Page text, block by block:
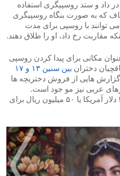
داد و ستد روسپیگری استفاده
که به صورت بنگاه روسپیگری
توانند با روسپی برای مدت
مقاربت رخ داد، او را طلاق دهند.
مکانی برای پیدا کردن روسپی
دختران
بین سنین ۱۳ و ۱۷
هایی از فروش دختربچه ها
به کشورهای عربی نیز مو جود است.
قاچاقچیان اغلب بیش از ۴۶۰۰ دلار آمریکا یا ۵۰ میلیون ریال برای